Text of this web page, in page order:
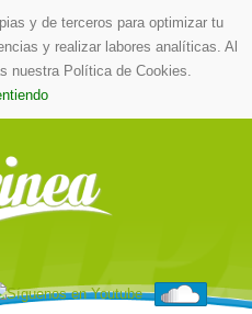
y de terceros para optimizar tu
y realizar labores analíticas. Al
nuestra Política de Cookies.